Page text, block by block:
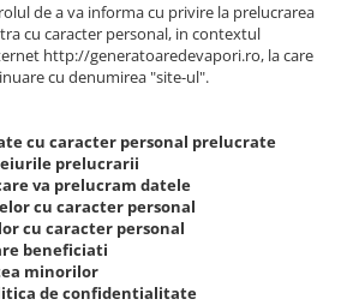
de a va informa cu privire la prelucrarea
cu caracter personal, in contextul
http://generatoaredevapori.ro, la care
cu denumirea "site-ul".
cu caracter personal prelucrate
prelucrarii
va prelucram datele
cu caracter personal
cu caracter personal
beneficiati
minorilor
de confidentialitate